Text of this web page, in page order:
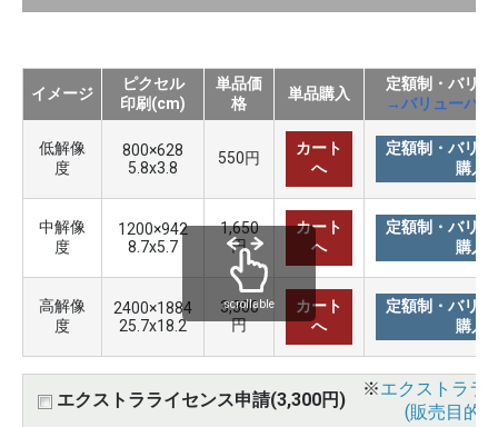
イメージ
ピクセル
印刷(cm)
単品価
格
単品購入
定額制・バリ
→バリューパッ
低解像
度
800×628
5.8x3.8
550円
カート
へ
定額制・バリ
購入
中解像
度
1200×942
8.7x5.7
1,650
円
カート
へ
定額制・バリ
購入
高解像
度
2400×1884
25.7x18.2
3,300
円
カート
へ
定額制・バリ
購入
エクストラライセンス申請(3,300円)
※エクストララ
(販売目的
scrollable